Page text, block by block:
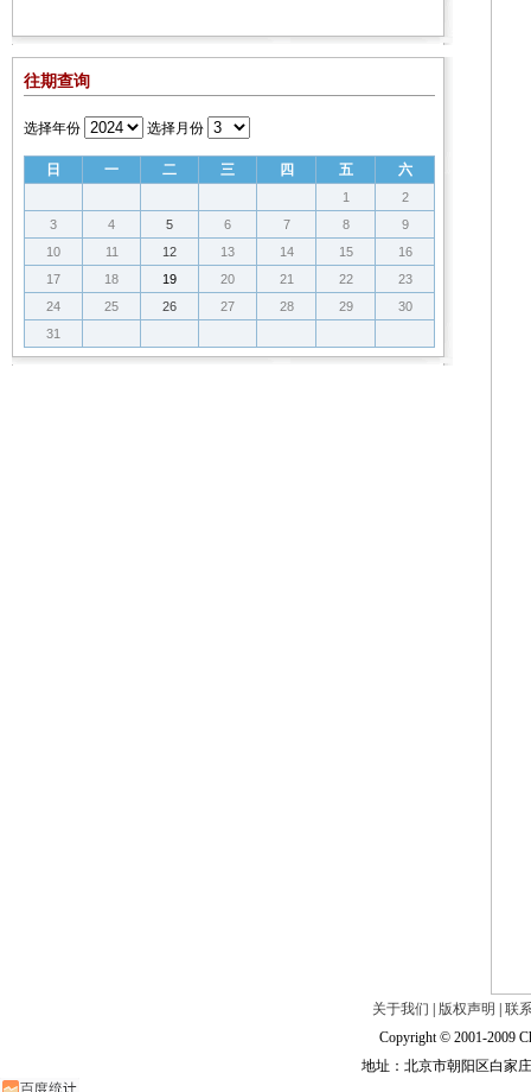
往期查询
选择年份 选择月份
日 一 二 三 四 五 六
1
2
3
4 5 6 7 8
9
10
11 12 13 14 15
16
17
18 19 20 21 22
23
24
25 26 27 28 29
30
31
关于我们 版权声明
联
Copyright © 2001-2009
地址：北京市朝阳区白家